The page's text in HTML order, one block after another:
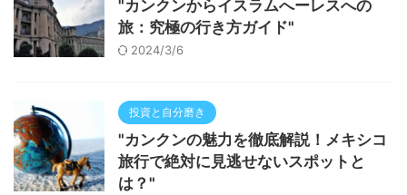
"カンクンからイスラムへーレスへの
旅：究極の行き方ガイド"
2024/3/6
投資と自分磨き
"カンクンの魅力を徹底解説！メキシコ
旅行で絶対に見逃せないスポットと
は？"